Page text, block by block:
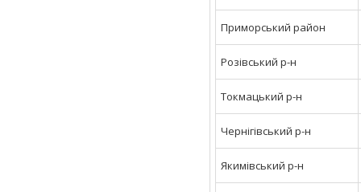
Приморський район
Розівський р-н
Токмацький р-н
Чернігівський р-н
Якимівський р-н